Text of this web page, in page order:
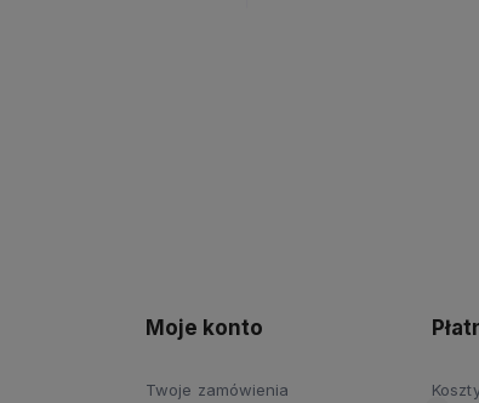
Moje konto
Twoje zamówienia